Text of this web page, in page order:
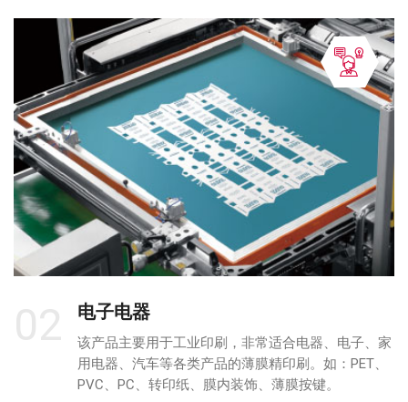
电子电器
该产品主要用于工业印刷，非常适合电器、电子、家
用电器、汽车等各类产品的薄膜精印刷。如：PET、
PVC、PC、转印纸、膜内装饰、薄膜按键。